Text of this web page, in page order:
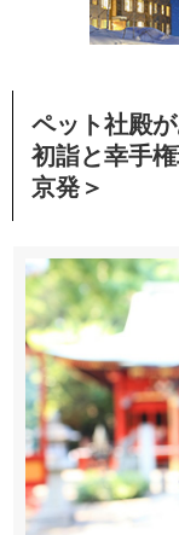
ペット社殿
初詣と幸手
京発＞